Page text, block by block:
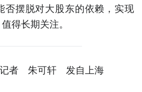
否摆脱对大股东的依赖，实现
得长期关注。
记者 朱可轩 发自上海